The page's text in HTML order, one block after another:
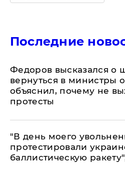
Последние
Федоров высказался о
вернуться в министры
объяснил, почему не
протесты
​"В день моего
протестировали
баллистическую